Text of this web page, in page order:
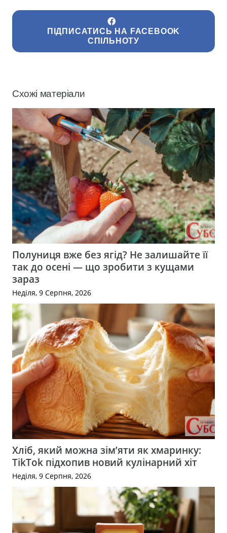
ПІДПИСАТИСЬ НА FACEBOOK
СПІЛЬНОТУ
Схожі матеріали
Полуниця вже без ягід? Не залишайте її
так до осені — що зробити з кущами
зараз
Неділя, 9 Серпня, 2026
Хліб, який можна зім’яти як хмаринку:
TikTok підхопив новий кулінарний хіт
Неділя, 9 Серпня, 2026